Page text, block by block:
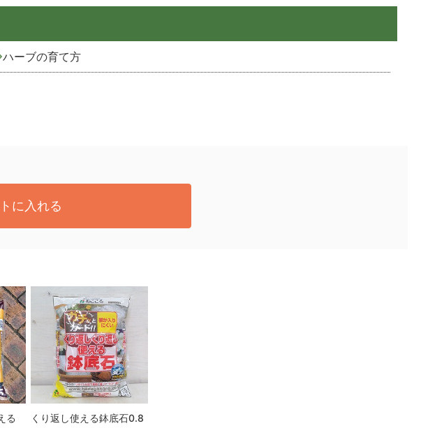
ハーブの育て方
に入れる
る
くり返し使える鉢底石0.8